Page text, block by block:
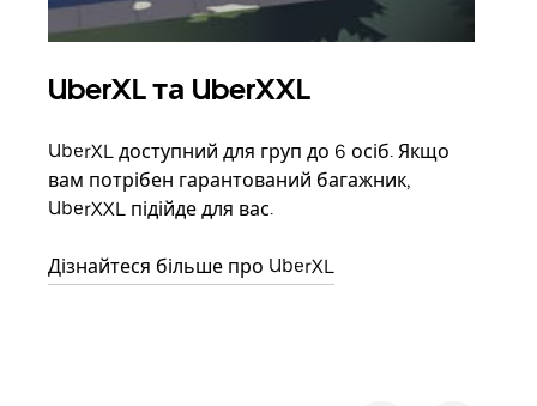
UberXL та UberXXL
UberXL доступний для груп до 6 осіб. Якщо
вам потрібен гарантований багажник,
UberXXL підійде для вас.
Дізнайтеся більше про UberXL